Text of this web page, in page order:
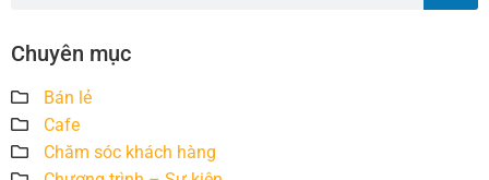
Chuyên mục
Bán lẻ
Cafe
Chăm sóc khách hàng